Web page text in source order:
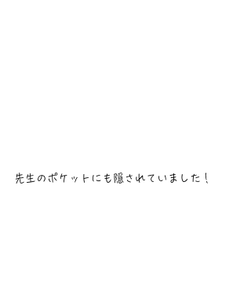
先生のポケットにも隠されていました！